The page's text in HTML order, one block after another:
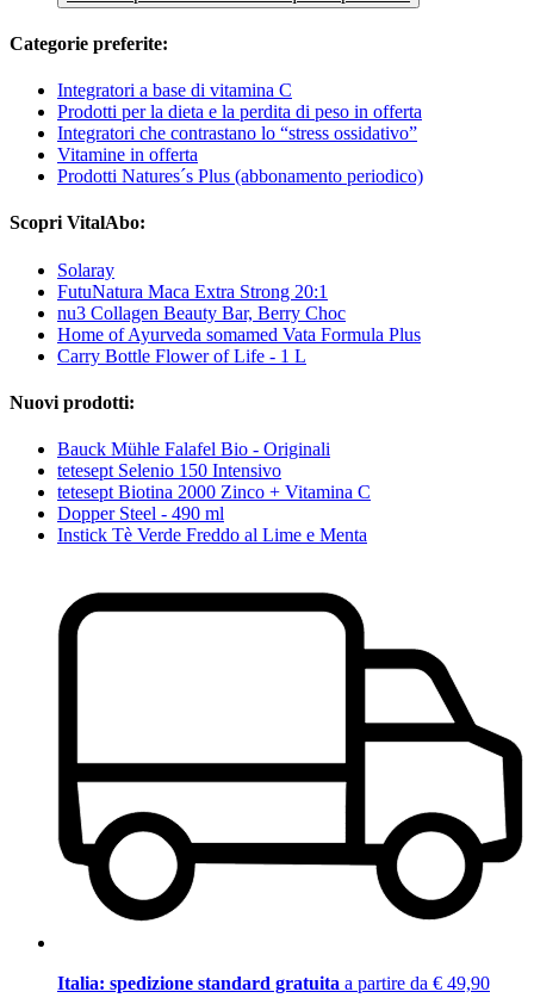
Categorie preferite:
Integratori a base di vitamina C
Prodotti per la dieta e la perdita di peso in offerta
Integratori che contrastano lo “stress ossidativo”
Vitamine in offerta
Prodotti Natures´s Plus (abbonamento periodico)
Scopri VitalAbo:
Solaray
FutuNatura Maca Extra Strong 20:1
nu3 Collagen Beauty Bar, Berry Choc
Home of Ayurveda somamed Vata Formula Plus
Carry Bottle Flower of Life - 1 L
Nuovi prodotti:
Bauck Mühle Falafel Bio - Originali
tetesept Selenio 150 Intensivo
tetesept Biotina 2000 Zinco + Vitamina C
Dopper Steel - 490 ml
Instick Tè Verde Freddo al Lime e Menta
Italia: spedizione standard gratuita a partire da € 49,90